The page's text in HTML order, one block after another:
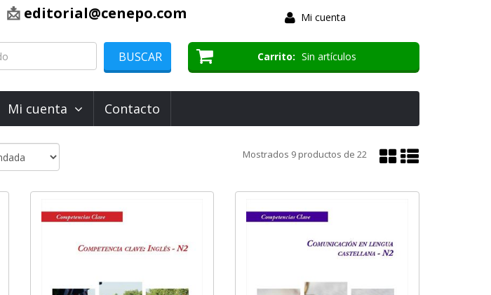
📩 editorial@cenepo.com Mi cuenta
Carrito Sin artículos
BUSCAR
Mi cuenta Contacto
Mostrar
en
Mostrar
en
Mostrados 9 productos de 22